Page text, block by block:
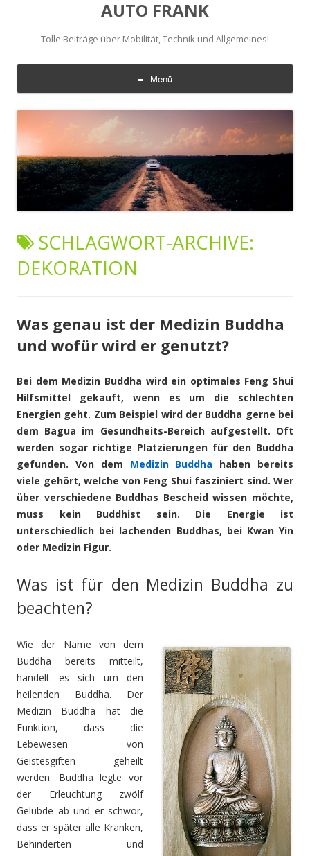
AUTO FRANK
Tolle Beiträge über Mobilität, Technik und Allgemeines!
Menü
Zum
Inhalt
SCHLAGWORT-ARCHIVE:
DEKORATION
Was genau ist der Medizin Buddha
und wofür wird er genutzt?
Bei dem Medizin Buddha wird ein optimales Feng Shui
Hilfsmittel gekauft, wenn es um die schlechten
Energien geht. Zum Beispiel wird der Buddha gerne bei
dem Bagua im Gesundheits-Bereich aufgestellt. Oft
werden sogar richtige Platzierungen für den Buddha
gefunden. Von dem Medizin Buddha haben bereits
viele gehört, welche von Feng Shui fasziniert sind. Wer
über verschiedene Buddhas Bescheid wissen möchte,
muss kein Buddhist sein. Die Energie ist
unterschiedlich bei lachenden Buddhas, bei Kwan Yin
oder Medizin Figur.
Was ist für den Medizin Buddha zu
beachten?
Wie der Name von dem
Buddha bereits mitteilt,
handelt es sich um den
heilenden Buddha. Der
Medizin Buddha hat die
Funktion, dass die
Lebewesen von
Geistesgiften geheilt
werden. Buddha legte vor
der Erleuchtung zwölf
Gelübde ab und er schwor,
dass er später alle Kranken,
Behinderten und